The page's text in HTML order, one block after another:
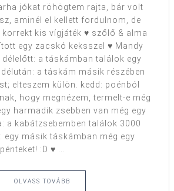
jókat röhögtem rajta, bár volt
aminél el kellett fordulnom, de
kis vígjáték ♥ szőlő & alma
egy zacskó keksszel ♥ Mandy
a táskámban találok egy
a táskám másik részében
elteszem külön. kedd: poénból
hogy megnézem, termelt-e még
harmadik zsebben van még egy
a kabátzsebemben találok 3000
egy másik táskámban még egy
:D ♥ ...
OLVASS TOVÁBB